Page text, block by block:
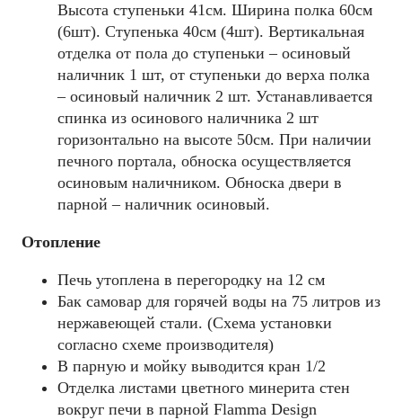
Высота ступеньки 41см. Ширина полка 60см
(6шт). Ступенька 40см (4шт). Вертикальная
отделка от пола до ступеньки – осиновый
наличник 1 шт, от ступеньки до верха полка
– осиновый наличник 2 шт. Устанавливается
спинка из осинового наличника 2 шт
горизонтально на высоте 50см. При наличии
печного портала, обноска осуществляется
осиновым наличником. Обноска двери в
парной – наличник осиновый.
Отопление
Печь утоплена в перегородку на 12 см
Бак самовар для горячей воды на 75 литров из
нержавеющей стали. (Схема установки
согласно схеме производителя)
В парную и мойку выводится кран 1/2
Отделка листами цветного минерита стен
вокруг печи в парной Flamma Design